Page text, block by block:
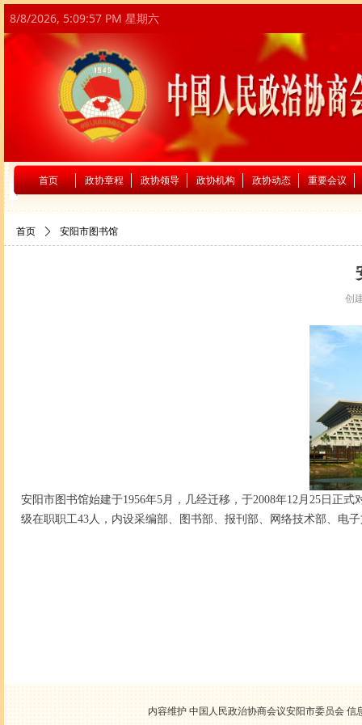
8/8/2026, 5:09:57 PM 星期六
首页 政协章程 政协领导 政协机构 政协动态 重要会议
首页 ꄲ 安阳市图书馆
创
安阳市图书馆始建于1956年5月，几经迁移，于2008年12月25日正
级在职职工43人，内设采编部、图书部、报刊部、网络技术部、电
内容维护 中国人民政治协商会议安阳市委员会